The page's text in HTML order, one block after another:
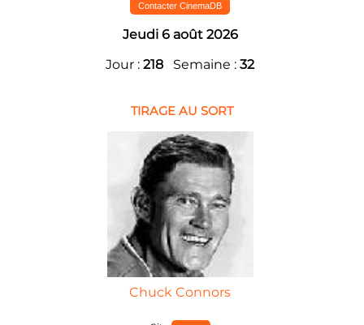
Contacter CinemaDB
Jeudi 6 août 2026
Jour : 218 Semaine : 32
TIRAGE AU SORT
Chuck Connors